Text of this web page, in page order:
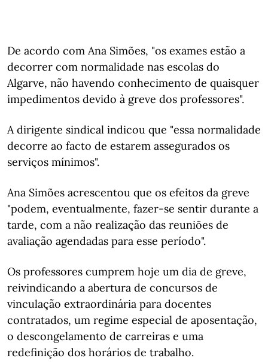
De acordo com Ana Simões, "os exames estão a
decorrer com normalidade nas escolas do
Algarve, não havendo conhecimento de quaisquer
impedimentos devido à greve dos professores".
A dirigente sindical indicou que "essa normalidade
decorre ao facto de estarem assegurados os
serviços mínimos".
Ana Simões acrescentou que os efeitos da greve
"podem, eventualmente, fazer-se sentir durante a
tarde, com a não realização das reuniões de
avaliação agendadas para esse período".
Os professores cumprem hoje um dia de greve,
reivindicando a abertura de concursos de
vinculação extraordinária para docentes
contratados, um regime especial de aposentação,
o descongelamento de carreiras e uma
redefinição dos horários de trabalho.